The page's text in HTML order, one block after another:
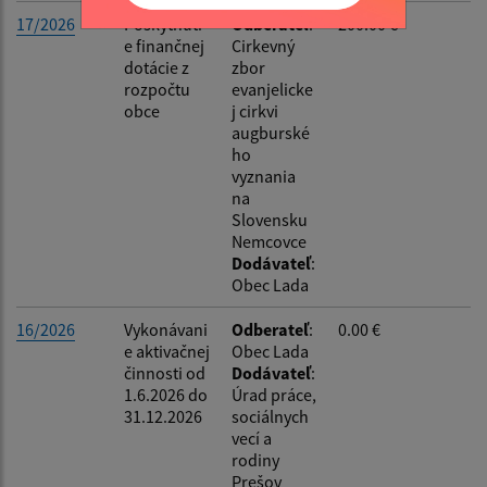
17/2026
Poskytnuti
e finančnej
dotácie z
rozpočtu
obce
Odberateľ:
Cirkevný
zbor
evanjelicke
j cirkvi
augburské
ho
vyznania
na
Slovensku
Nemcovce
Dodávateľ:
Obec Lada
200.00 €
16/2026
Vykonávani
e aktivačnej
činnosti od
1.6.2026 do
31.12.2026
Odberateľ:
Obec Lada
Dodávateľ:
Úrad práce,
sociálnych
vecí a
rodiny
Prešov
0.00 €